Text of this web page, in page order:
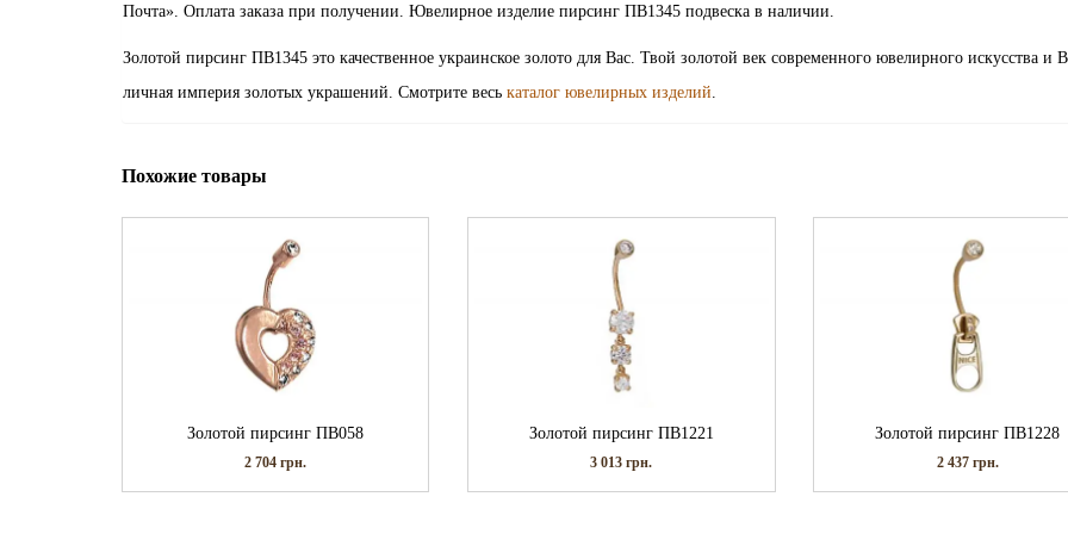
Почта». Оплата заказа при получении. Ювелирное изделие пирсинг ПВ1345 подвеска в наличии.
Золотой пирсинг ПВ1345 это качественное украинское золото для Вас. Твой золотой век современного ювелирного искусства и
личная империя золотых украшений. Смотрите весь каталог ювелирных изделий.
Похожие товары
Золотой пирсинг ПВ058
2 704грн.
Золотой пирсинг ПВ1221
3 013грн.
Золотой пирсинг ПВ1228
2 437 грн.